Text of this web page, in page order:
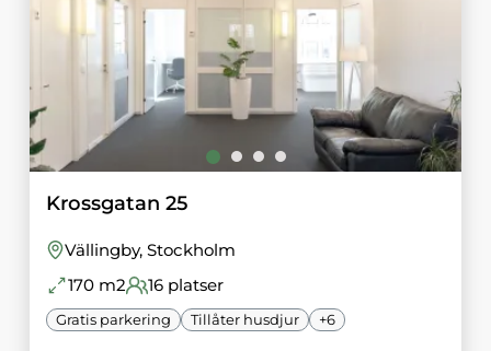
Krossgatan 25
Vällingby, Stockholm
170m2 16platser
Gratis parkering Tillåter husdjur +6